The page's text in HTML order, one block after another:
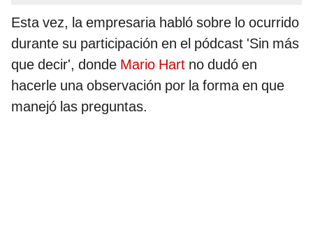
Esta vez, la empresaria habló sobre lo ocurrido
durante su participación en el pódcast 'Sin más
que decir', donde Mario Hart no dudó en
hacerle una observación por la forma en que
manejó las preguntas.